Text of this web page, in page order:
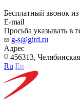
Бесплатный звонок
E-mail
Просьба указывать в
g-s@gird.ru
Адрес
456313,
Ru En